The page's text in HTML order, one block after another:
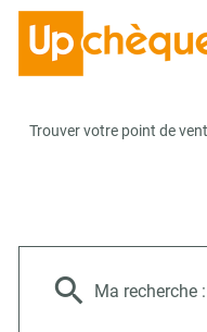
Trouver votre point de
Ma recherche :